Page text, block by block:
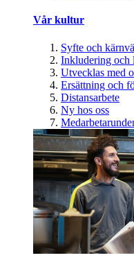
Vår kultur
Syfte och
Inkludering och
Utvecklas med
Ersättning och
Distansarbete
Ny hos oss